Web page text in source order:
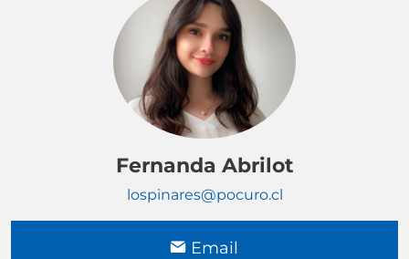
Fernanda Abrilot
lospinares@pocuro.cl
Email